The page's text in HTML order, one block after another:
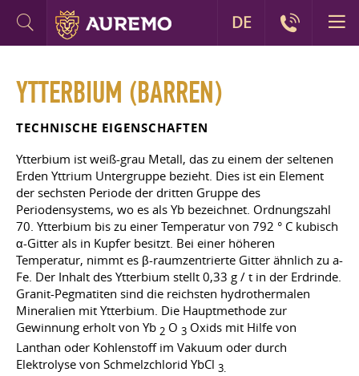
YTTERBIUM (BARREN)
TECHNISCHE EIGENSCHAFTEN
Ytterbium ist weiß-grau Metall, das zu einem der seltenen
Erden Yttrium Untergruppe bezieht. Dies ist ein Element
der sechsten Periode der dritten Gruppe des
Periodensystems, wo es als Yb bezeichnet. Ordnungszahl
70. Ytterbium bis zu einer Temperatur von 792 ° C kubisch
α-Gitter als in Kupfer besitzt. Bei einer höheren
Temperatur, nimmt es β-raumzentrierte Gitter ähnlich zu a-
Fe. Der Inhalt des Ytterbium stellt 0,33 g / t in der Erdrinde.
Granit-Pegmatiten sind die reichsten hydrothermalen
Mineralien mit Ytterbium. Die Hauptmethode zur
Gewinnung erholt von Yb 2 О 3 Oxids mit Hilfe von
Lanthan oder Kohlenstoff im Vakuum oder durch
Elektrolyse von Schmelzchlorid YbCl 3.
DE